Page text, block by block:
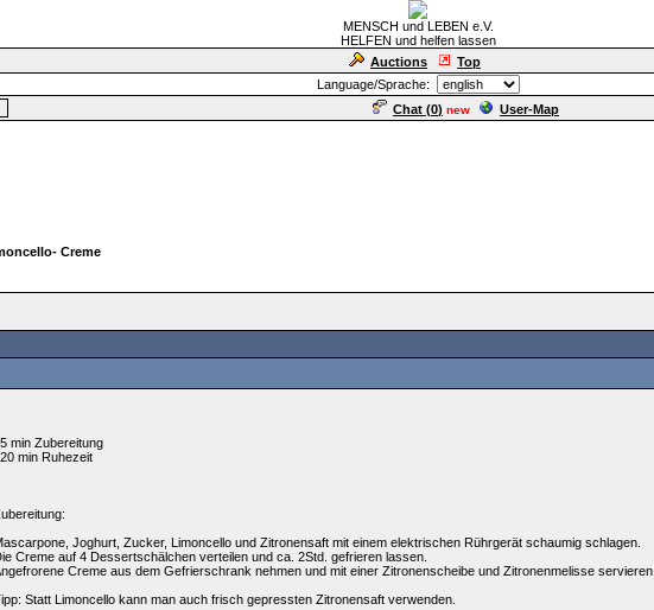
MENSCH und LEBEN e.V.
HELFEN und helfen lassen
Auctions Top
Language/Sprache:
Chat (0) new User-Map
Creme
min Zubereitung
min Ruhezeit
Joghurt, Zucker, Limoncello und Zitronensaft mit einem elektrischen Rührgerät schaumig schlagen.
Creme auf 4 Dessertschälchen verteilen und ca. 2Std. gefrieren lassen.
Creme aus dem Gefrierschrank nehmen und mit einer Zitronenscheibe und Zitronenmelisse servieren.
Statt Limoncello kann man auch frisch gepressten Zitronensaft verwenden.